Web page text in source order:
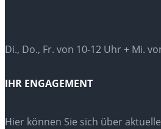
Di., Do., Fr. von 10-12 Uhr + Mi.
IHR ENGAGEMENT
Hier können Sie sich über